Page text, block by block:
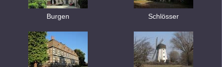
Burgen Schlösser